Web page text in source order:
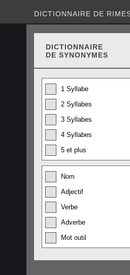
DICTIONNAIRE DE
DICTIONNAIRE
DE SYNONYMES
1 Syllabe
2 Syllabes
3 Syllabes
4 Syllabes
5 et plus
Nom
Adjectif
Verbe
Adverbe
Mot outil